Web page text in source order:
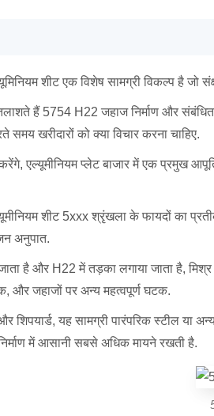
शीट एक विशेष सामग्री विकल्प है जो
हैं 5754 H22 जहाज निर्माण और
समय खरीदारों को क्या विचार करना चाहिए.
एल्यूमीनियम प्लेट बाजार में एक प्रमुख
शीट 5xxx श्रृंखला के फायदों का
अनुपात.
है और H22 में तड़का लगाया जाता है,
और जहाजों पर अन्य महत्वपूर्ण घटक.
शिपयार्ड, यह सामग्री पारंपरिक स्टील
में आसानी सबसे अधिक मायने रखती है.